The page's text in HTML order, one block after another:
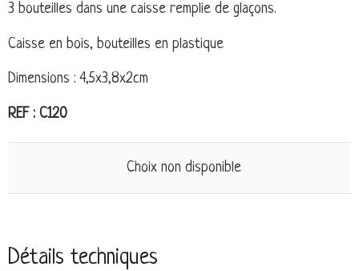
3 bouteilles dans une caisse remplie de glaçons.
Caisse en bois, bouteilles en plastique
Dimensions : 4,5x3,8x2cm
REF : C120
Choix non disponible
Détails techniques